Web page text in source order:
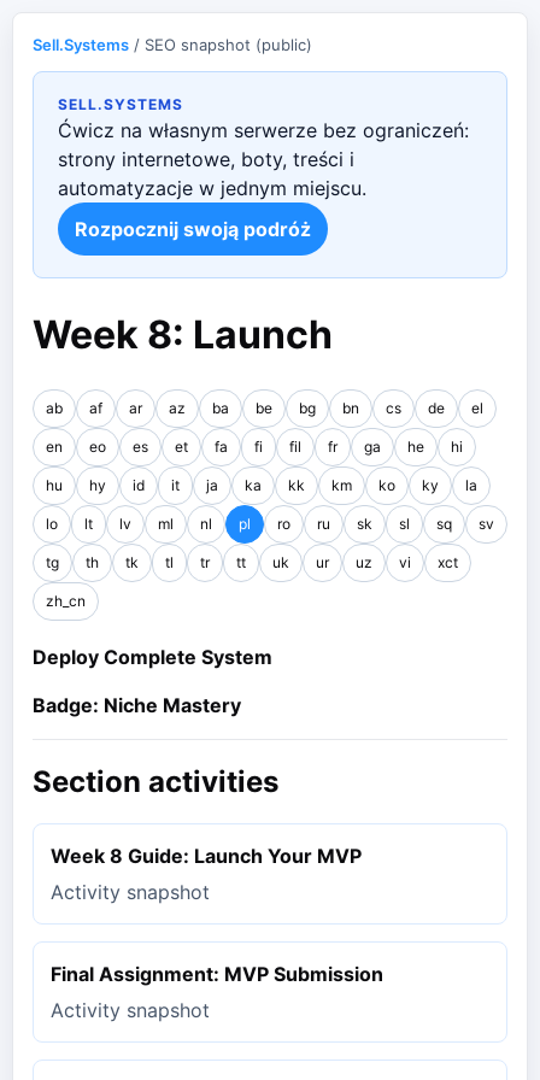
Sell.Systems / SEO snapshot (public)
SELL.SYSTEMS
Ćwicz na własnym serwerze bez ograniczeń:
strony internetowe, boty, treści i
automatyzacje w jednym miejscu.
Rozpocznij swoją podróż
Week 8: Launch
ab af ar az ba be bg bn cs de el
en eo es et fa fi fil fr ga he hi
hu hy id it ja ka kk km ko ky la
lo lt lv ml nl pl ro ru sk sl sq sv
tg th tk tl tr tt uk ur uz vi xct
zh_cn
Deploy Complete System
Badge: Niche Mastery
Section activities
Week 8 Guide: Launch Your MVP
Activity snapshot
Final Assignment: MVP Submission
Activity snapshot